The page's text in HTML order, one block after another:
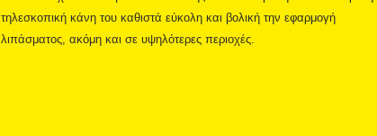
τηλεσκοπική κάνη του καθιστά εύκολη και βολική την εφαρμογή
λιπάσματος, ακόμη και σε υψηλότερες περιοχές.